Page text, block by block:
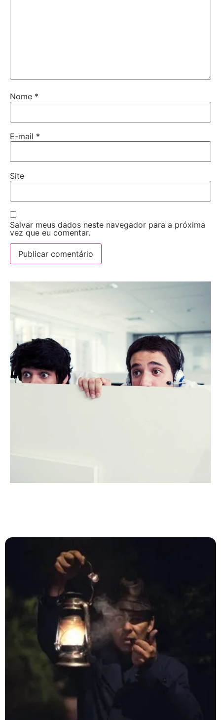
Nome *
E-mail *
Site
Salvar meus dados neste navegador para a próxima
vez que eu comentar.